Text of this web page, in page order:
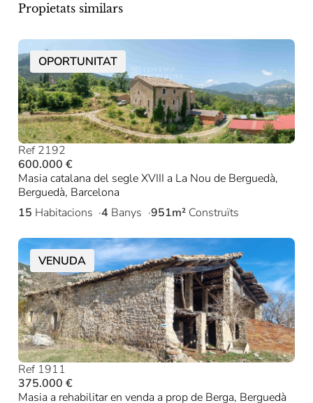
Propietats similars
OPORTUNITAT
Ref 2192
600.000 €
Masia catalana del segle XVIII a La Nou de Berguedà,
Berguedà, Barcelona
15 Habitacions 4 Banys 951m² Construïts
VENUDA
Ref 1911
375.000 €
Masia a rehabilitar en venda a prop de Berga, Berguedà